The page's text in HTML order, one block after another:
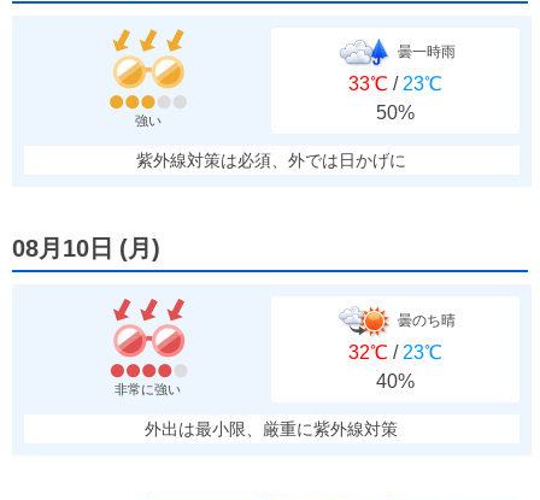
強い
曇一時雨
33℃ / 23℃
50%
紫外線対策は必須、外では日かげに
08月10日 (月 )
非常に強い
曇のち晴
32℃ / 23℃
40%
外出は最小限、厳重に紫外線対策